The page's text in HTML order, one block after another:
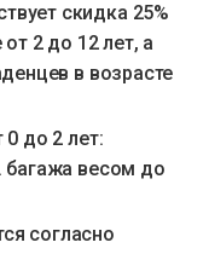
скидка 25%
2 до 12 лет, а
в возрасте
до 2 лет:
багажа весом до
согласно